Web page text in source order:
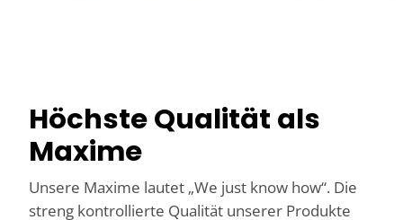
Höchste Qualität als
Maxime
Unsere Maxime lautet „We just know how“. Die
streng kontrollierte Qualität unserer Produkte